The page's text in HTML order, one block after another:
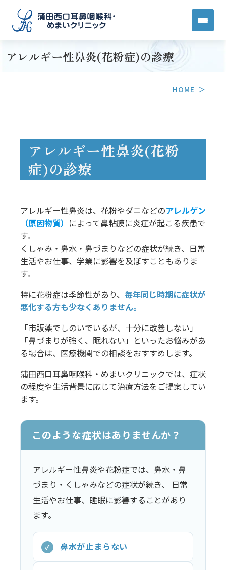
アレルギー性鼻炎(花粉症)の診療
HOME
アレルギー性鼻炎(花粉
症)の診療
アレルギー性鼻炎は、花粉やダニなどのアレルゲン
（原因物質） によって鼻粘膜に炎症が起こる疾患で
す。
くしゃみ・鼻水・鼻づまりなどの症状が続き、日常
生活やお仕事、学業に影響を及ぼすこともありま
す。
特に花粉症は季節性があり、 毎年同じ時期に症状が
悪化する方も少なくありません。
「市販薬でしのいでいるが、十分に改善しない」
「鼻づまりが強く、眠れない」といったお悩みがあ
る場合は、医療機関での相談をおすすめします。
蒲田西口耳鼻咽喉科・めまいクリニックでは、症状
の程度や生活背景に応じて治療方法をご提案してい
ます。
このような症状はありませんか？
アレルギー性鼻炎や花粉症では、鼻水・鼻
づまり・くしゃみなどの症状が続き、 日常
生活やお仕事、睡眠に影響することがあり
ます。
✓ 鼻水が止まらない